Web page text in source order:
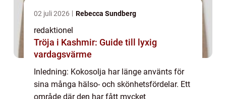
02 juli 2026 Rebecca Sundberg
redaktionel
Tröja i Kashmir: Guide till lyxig
vardagsvärme
Inledning: Kokosolja har länge använts för
sina många hälso- och skönhetsfördelar. Ett
område där den har fått mycket